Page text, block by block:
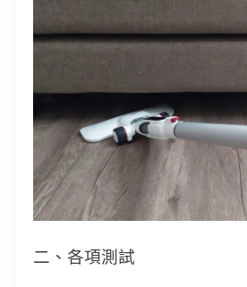
二、各項測試